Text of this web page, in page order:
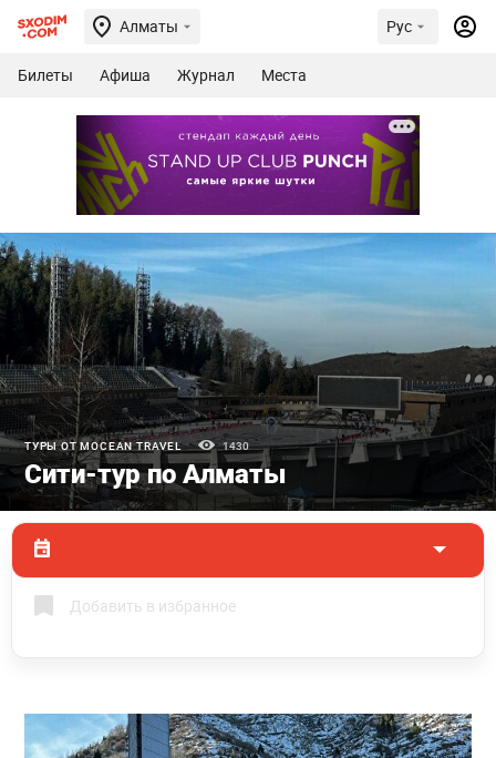
Алматы Рус
Билеты Афиша Журнал Места
ТУРЫ ОТ MOCEAN TRAVEL 1430
Сити-тур по Алматы
Добавить в избранное